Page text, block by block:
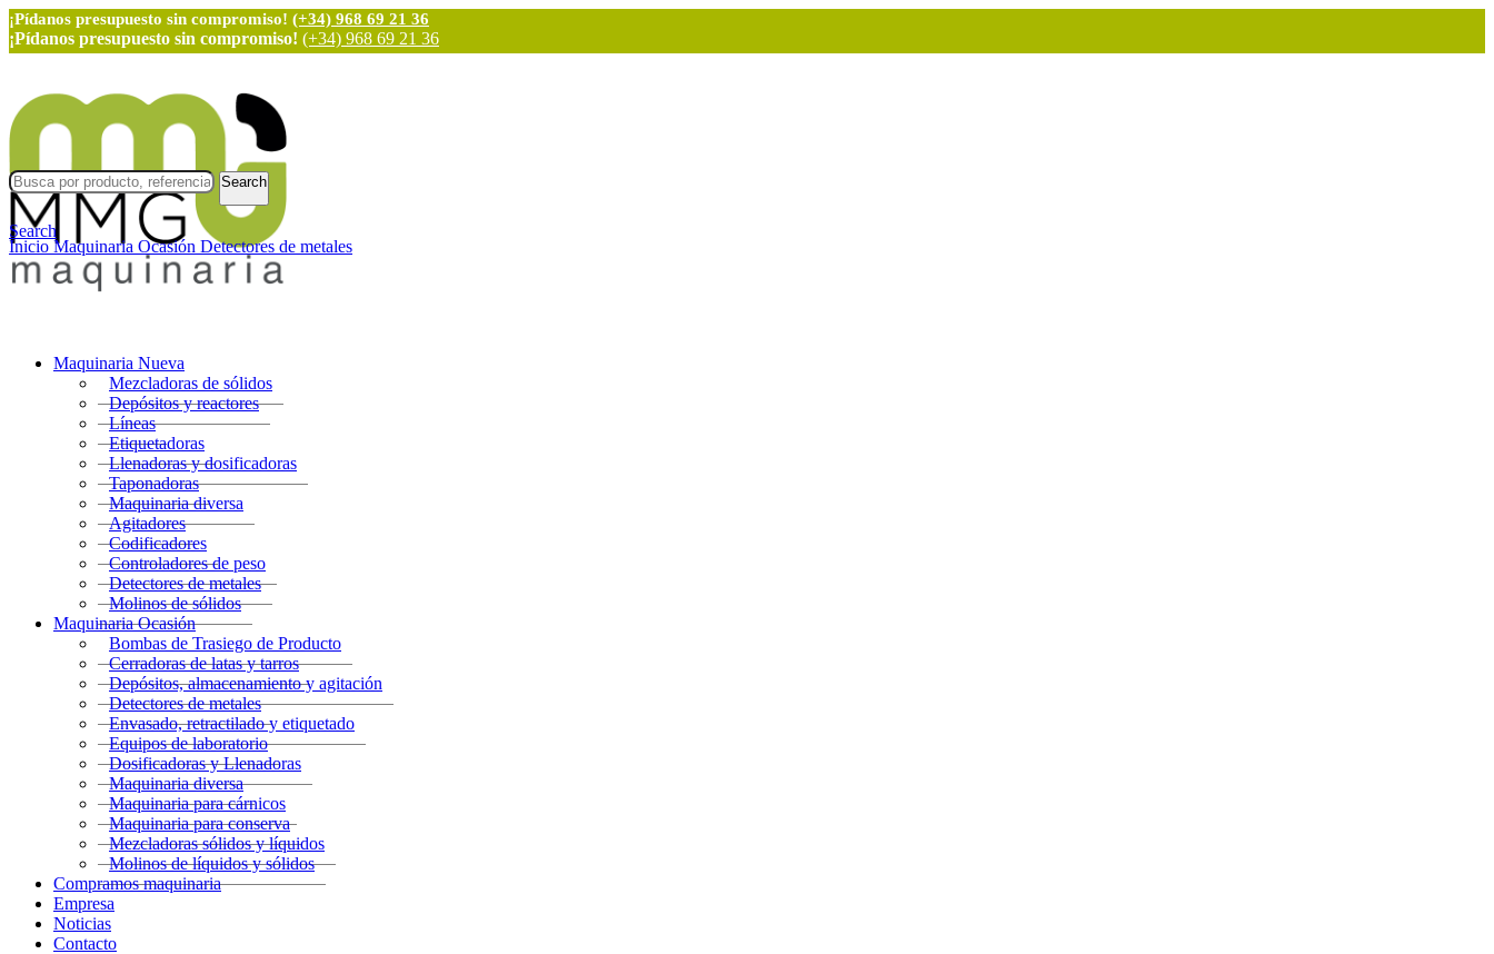
¡Pídanos presupuesto sin compromiso! (+34) 968 69 21 36
¡Pídanos presupuesto sin compromiso! (+34) 968 69 21 36
Maquinaria Nueva
Mezcladoras de sólidos
Depósitos y reactores
Líneas
Etiquetadoras
Llenadoras y dosificadoras
Taponadoras
Maquinaria diversa
Agitadores
Codificadores
Controladores de peso
Detectores de metales
Molinos de sólidos
Maquinaria Ocasión
Bombas de Trasiego de Producto
Cerradoras de latas y tarros
Depósitos, almacenamiento y agitación
Detectores de metales
Envasado, retractilado y etiquetado
Equipos de laboratorio
Dosificadoras y Llenadoras
Maquinaria diversa
Maquinaria para cárnicos
Maquinaria para conserva
Mezcladoras sólidos y líquidos
Molinos de líquidos y sólidos
Compramos maquinaria
Empresa
Noticias
Contacto
Search
Search
Inicio Maquinaria Ocasión Detectores de metales